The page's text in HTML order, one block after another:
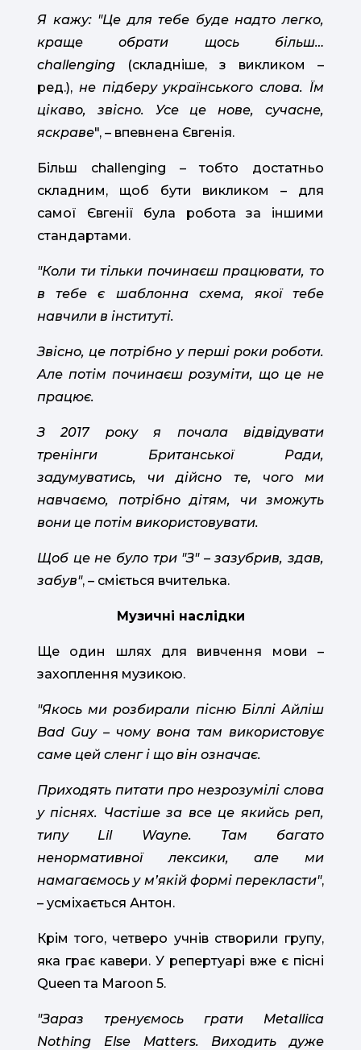
Я кажу: "Це для тебе буде надто легко,
краще обрати щось більш…
challenging
(складніше, з викликом –
ред.), не підберу українського слова. Їм
цікаво, звісно. Усе це нове, сучасне,
яскраве", – впевнена Євгенія.
Більш challenging – тобто достатньо
складним, щоб бути викликом – для
самої Євгенії була робота за іншими
стандартами.
"Коли ти тільки починаєш працювати, то
в тебе є шаблонна схема, якої тебе
навчили в інституті.
Звісно, це потрібно у перші роки роботи.
Але потім починаєш розуміти, що це не
працює.
З 2017 року я почала відвідувати
тренінги Британської Ради,
задумуватись, чи дійсно те, чого ми
навчаємо, потрібно дітям, чи зможуть
вони це потім використовувати.
Щоб це не було три "З" – зазубрив, здав,
забув", – сміється вчителька.
Музичні наслідки
Ще один шлях для вивчення мови –
захоплення музикою.
"Якось ми розбирали пісню Біллі Айліш
Bad Guy – чому вона там використовує
саме цей сленг і що він означає.
Приходять питати про незрозумілі слова
у піснях. Частіше за все це якийсь реп,
типу Lil Wayne. Там багато
ненормативної лексики, але ми
намагаємось у мʼякій формі перекласти",
– усміхається Антон.
Крім того, четверо учнів створили групу,
яка грає кавери. У репертуарі вже є пісні
Queen та Maroon 5.
"Зараз тренуємось грати Metallica
Nothing Else Matters. Виходить дуже